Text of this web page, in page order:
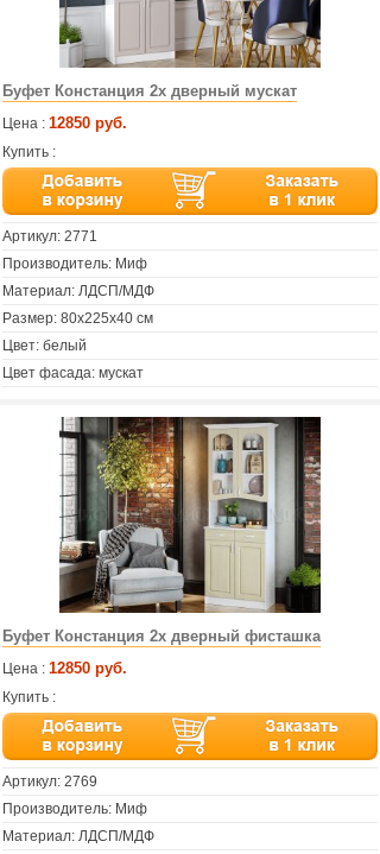
Буфет Констанция 2х дверный мускат
Цена : 12850 руб.
Купить :
Артикул: 2771
Производитель: Миф
Материал: ЛДСП/МДФ
Размер: 80х225х40 см
Цвет: белый
Цвет фасада: мускат
Буфет Констанция 2х дверный фисташка
Цена : 12850 руб.
Купить :
Артикул: 2769
Производитель: Миф
Материал: ЛДСП/МДФ